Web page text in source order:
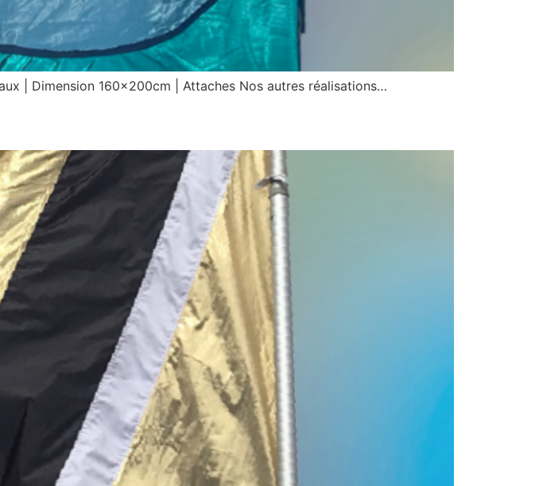
| Dimension 160x200cm | Attaches Nos autres réalisations…